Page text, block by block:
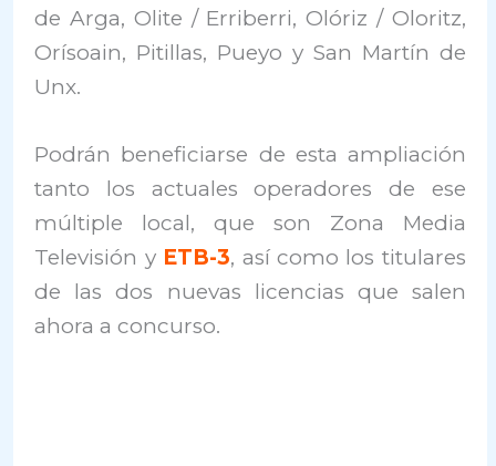
de Arga, Olite / Erriberri, Olóriz / Oloritz,
Orísoain, Pitillas, Pueyo y San Martín de
Unx.
Podrán beneficiarse de esta ampliación
tanto los actuales operadores de ese
múltiple local, que son Zona Media
Televisión y ETB-3, así como los titulares
de las dos nuevas licencias que salen
ahora a concurso.